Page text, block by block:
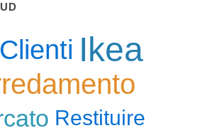
Clienti Ikea
Restituire